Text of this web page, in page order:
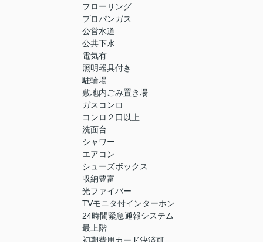
フローリング
プロパンガス
公営水道
公共下水
電気有
照明器具付き
駐輪場
敷地内ごみ置き場
ガスコンロ
コンロ２口以上
洗面台
シャワー
エアコン
シューズボックス
収納豊富
光ファイバー
TVモニタ付インターホン
24時間緊急通報システム
最上階